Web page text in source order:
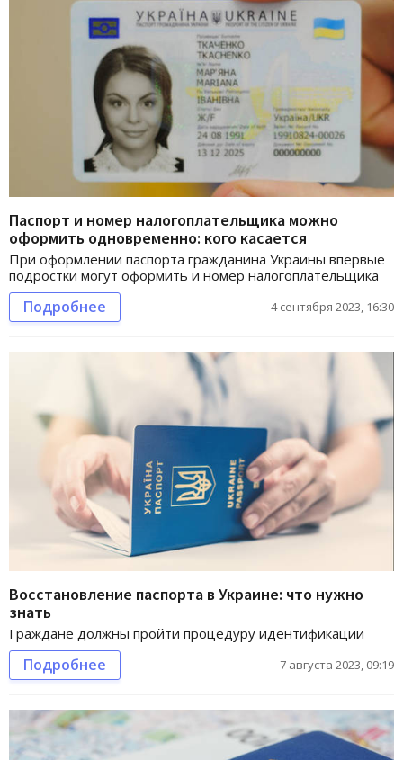
Паспорт и номер налогоплательщика можно
оформить одновременно: кого касается
При оформлении паспорта гражданина Украины впервые
подростки могут оформить и номер налогоплательщика
Подробнее 4 сентября 2023, 16:30
Восстановление паспорта в Украине: что нужно
знать
Граждане должны пройти процедуру идентификации
Подробнее 7 августа 2023, 09:19